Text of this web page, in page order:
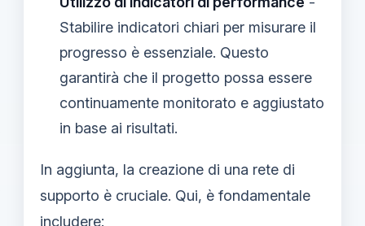
Stabilire indicatori chiari per misurare il
progresso è essenziale. Questo
garantirà che il progetto possa essere
continuamente monitorato e aggiustato
in base ai risultati.
In aggiunta, la creazione di una rete di
supporto è cruciale. Qui, è fondamentale
includere: